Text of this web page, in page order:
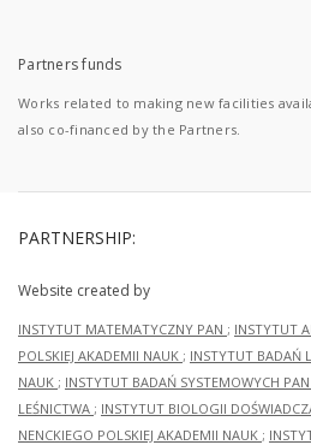
Partners funds
Works related to making new facilities
also co-financed by the Partners.
PARTNERSHIP:
Website created by
INSTYTUT MATEMATYCZNY PAN ; INSTYTUT
POLSKIEJ AKADEMII NAUK ; INSTYTUT BADAŃ
NAUK ; INSTYTUT BADAŃ SYSTEMOWYCH PAN
LEŚNICTWA ; INSTYTUT BIOLOGII
NENCKIEGO POLSKIEJ AKADEMII NAUK ;